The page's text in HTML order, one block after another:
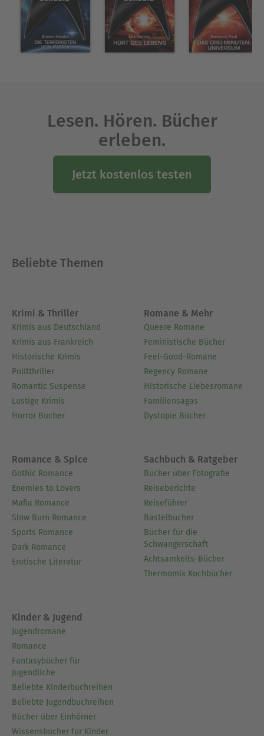
Lesen. Hören. Bücher
erleben.
Jetzt kostenlos testen
Beliebte Themen
Krimi & Thriller
Krimis aus Deutschland
Krimis aus Frankreich
Historische Krimis
Politthriller
Romantic Suspense
Lustige Krimis
Horror Bücher
Romane & Mehr
Queere Romane
Feministische Bücher
Feel-Good-Romane
Regency Romane
Historische Liebesromane
Familiensagas
Dystopie Bücher
Romance & Spice
Gothic Romance
Enemies to Lovers
Mafia Romance
Slow Burn Romance
Sports Romance
Dark Romance
Erotische Literatur
Sachbuch & Ratgeber
Bücher über Fotografie
Reiseberichte
Reiseführer
Bastelbücher
Bücher für die
Schwangerschaft
Achtsamkeits-Bücher
Thermomix Kochbücher
Kinder & Jugend
Jugendromane
Romance
Fantasybücher für
Jugendliche
Beliebte Kinderbuchreihen
Beliebte Jugendbuchreihen
Bücher über Einhörner
Wissensbücher für Kinder